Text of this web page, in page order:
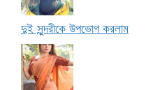
দুই সুন্দরীকে উপভোগ করলাম